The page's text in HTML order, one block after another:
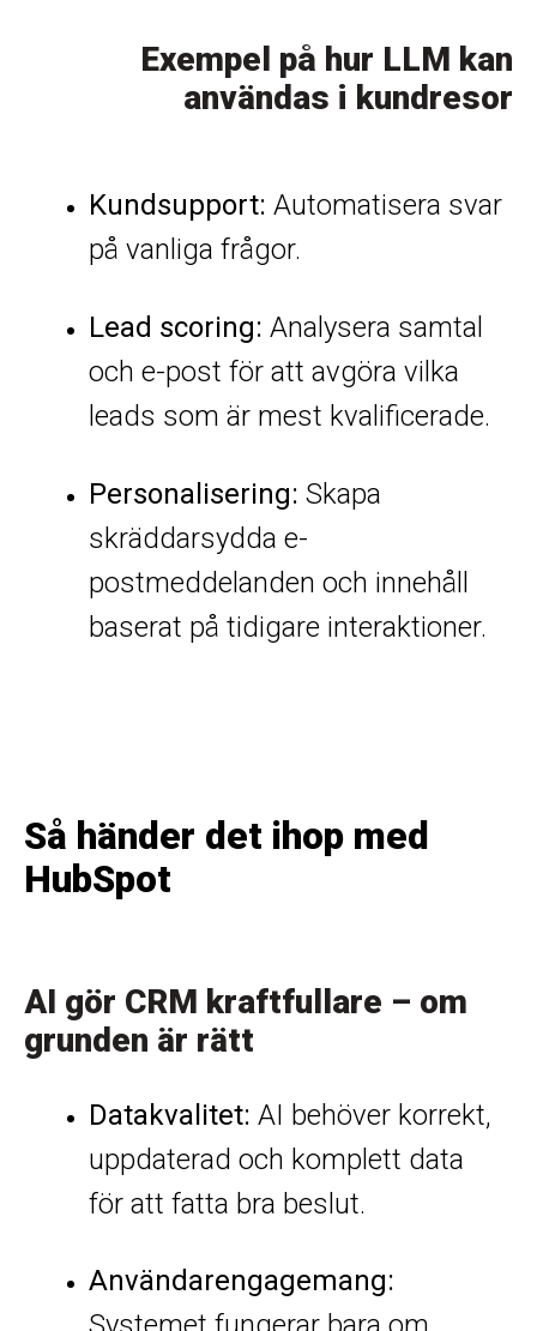
Exempel på hur LLM kan
användas i kundresor
Kundsupport: Automatisera svar
på vanliga frågor.
Lead scoring: Analysera samtal
och e-post för att avgöra vilka
leads som är mest kvalificerade.
Personalisering: Skapa
skräddarsydda e-
postmeddelanden och innehåll
baserat på tidigare interaktioner.
Så händer det ihop med
HubSpot
AI gör CRM kraftfullare – om
grunden är rätt
Datakvalitet: AI behöver korrekt,
uppdaterad och komplett data
för att fatta bra beslut.
Användarengagemang: